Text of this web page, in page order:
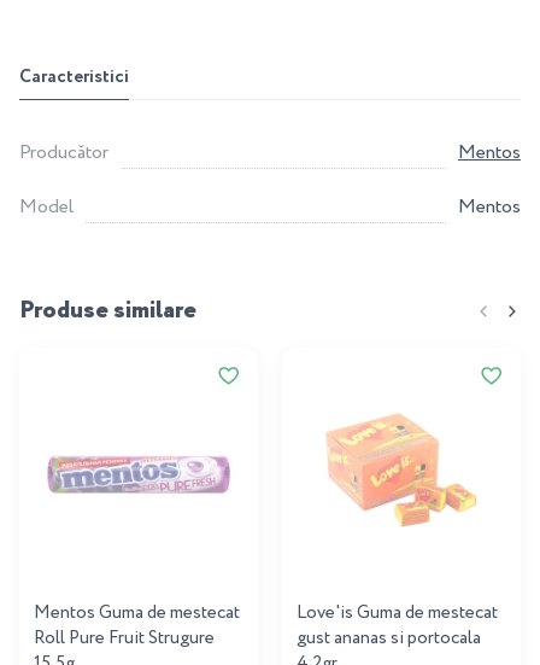
Caracteristici
Producător
Mentos
Model
Mentos
Produse similare
Mentos Guma de mestecat
Roll Pure Fruit Strugure
Love'is Guma de mestecat
gust ananas si portocala